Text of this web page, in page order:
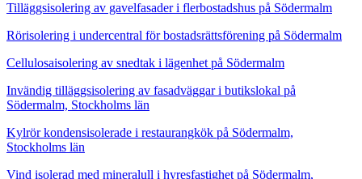
Tilläggsisolering av gavelfasader i flerbostadshus på Södermalm
Rörisolering i undercentral för bostadsrättsförening på Södermalm
Cellulosaisolering av snedtak i lägenhet på Södermalm
Invändig tilläggsisolering av fasadväggar i butikslokal på
Södermalm, Stockholms län
Kylrör kondensisolerade i restaurangkök på Södermalm,
Stockholms län
Vind isolerad med mineralull i hyresfastighet på Södermalm,